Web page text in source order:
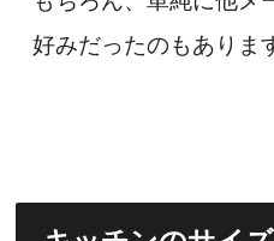
好みだったのもありま